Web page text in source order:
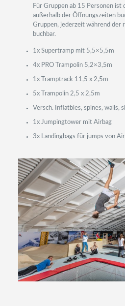
Für Gruppen ab 15 Personen ist
außerhalb der Öffnungszeiten
Gruppen, jederzeit während der
buchbar.
1x Supertramp mit 5,5×5,5m
4x PRO Trampolin 5,2×3,5m
1x Tramptrack 11,5 x 2,5m
5x Trampolin 2,5 x 2,5m
Versch. Inflatbles, spines, walls,
1x Jumpingtower mit Airbag
3x Landingbags für jumps von